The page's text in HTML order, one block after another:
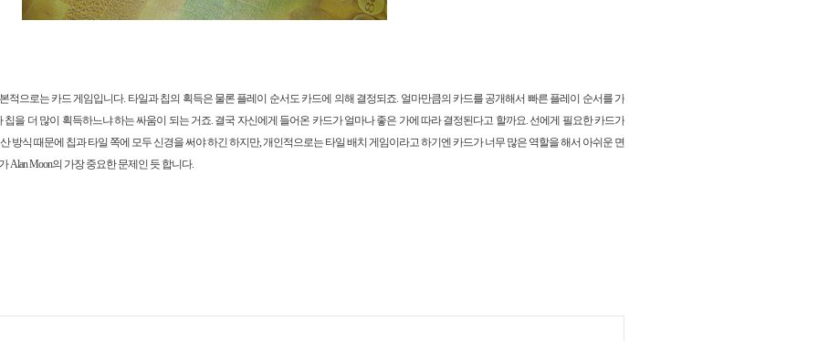
적으로는 카드 게임입니다. 타일과 칩의 획득은 물론 플레이 순서도 카드에 의해 결정되죠. 얼마만큼의 카드를 공개해서 빠른 플레이 순서를 가
을 더 많이 획득하느냐 하는 싸움이 되는 거죠. 결국 자신에게 들어온 카드가 얼마나 좋은 가에 따라 결정된다고 할까요. 선에게 필요한 카드가
방식 때문에 칩과 타일 쪽에 모두 신경을 써야 하긴 하지만, 개인적으로는 타일 배치 게임이라고 하기엔 카드가 너무 많은 역할을 해서 아쉬운 면
Alan Moon의 가장 중요한 문제인 듯 합니다.